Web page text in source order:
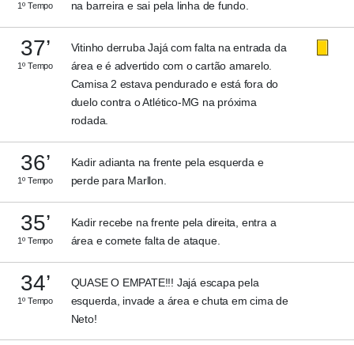
1º Tempo
na barreira e sai pela linha de fundo.
37’
1º Tempo
Vitinho derruba Jajá com falta na entrada da
área e é advertido com o cartão amarelo.
Camisa 2 estava pendurado e está fora do
duelo contra o Atlético-MG na próxima
rodada.
36’
1º Tempo
Kadir adianta na frente pela esquerda e
perde para Marllon.
35’
1º Tempo
Kadir recebe na frente pela direita, entra a
área e comete falta de ataque.
34’
1º Tempo
QUASE O EMPATE!!! Jajá escapa pela
esquerda, invade a área e chuta em cima de
Neto!